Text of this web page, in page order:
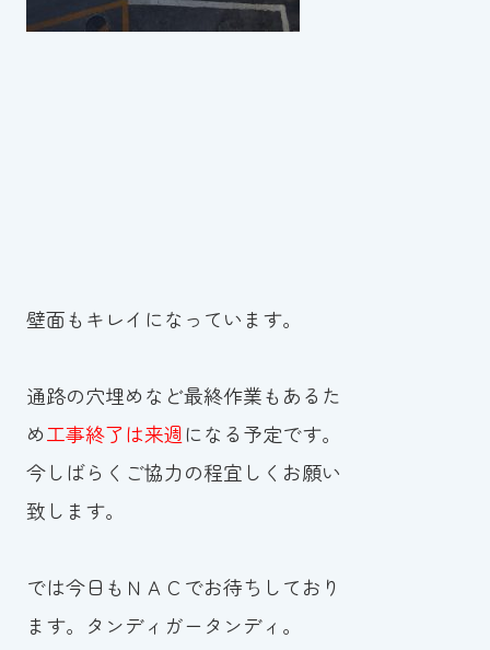
壁面もキレイになっています。
通路の穴埋めなど最終作業もあるた
め工事終了は来週になる予定です。
今しばらくご協力の程宜しくお願い
致します。
では今日もＮＡＣでお待ちしており
ます。タンディガータンディ。